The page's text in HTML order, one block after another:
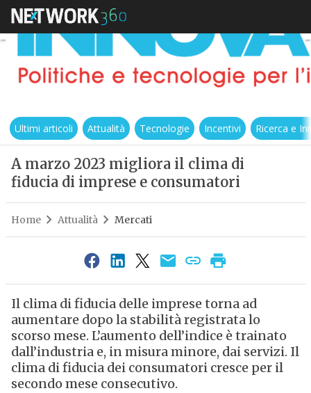
Ultimi articoli Attualità Tecnologie Incentivi Ricerca e
A marzo 2023 migliora il clima di
fiducia di imprese e consumatori
Home Attualità Mercati
Il clima di fiducia delle imprese torna ad
aumentare dopo la stabilità registrata lo
scorso mese. L’aumento dell’indice è trainato
dall’industria e, in misura minore, dai servizi. Il
clima di fiducia dei consumatori cresce per il
secondo mese consecutivo.